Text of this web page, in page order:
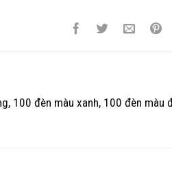
100 đèn màu xanh, 100 đèn màu